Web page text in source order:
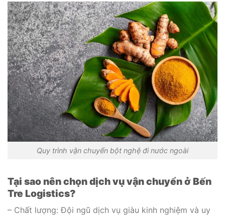
Quy trình vận chuyển bột nghệ đi nước ngoài
Tại sao nên chọn dịch vụ vận chuyển ở Bến
Tre Logistics?
– Chất lượng: Đội ngũ dịch vụ giàu kinh nghiệm và uy